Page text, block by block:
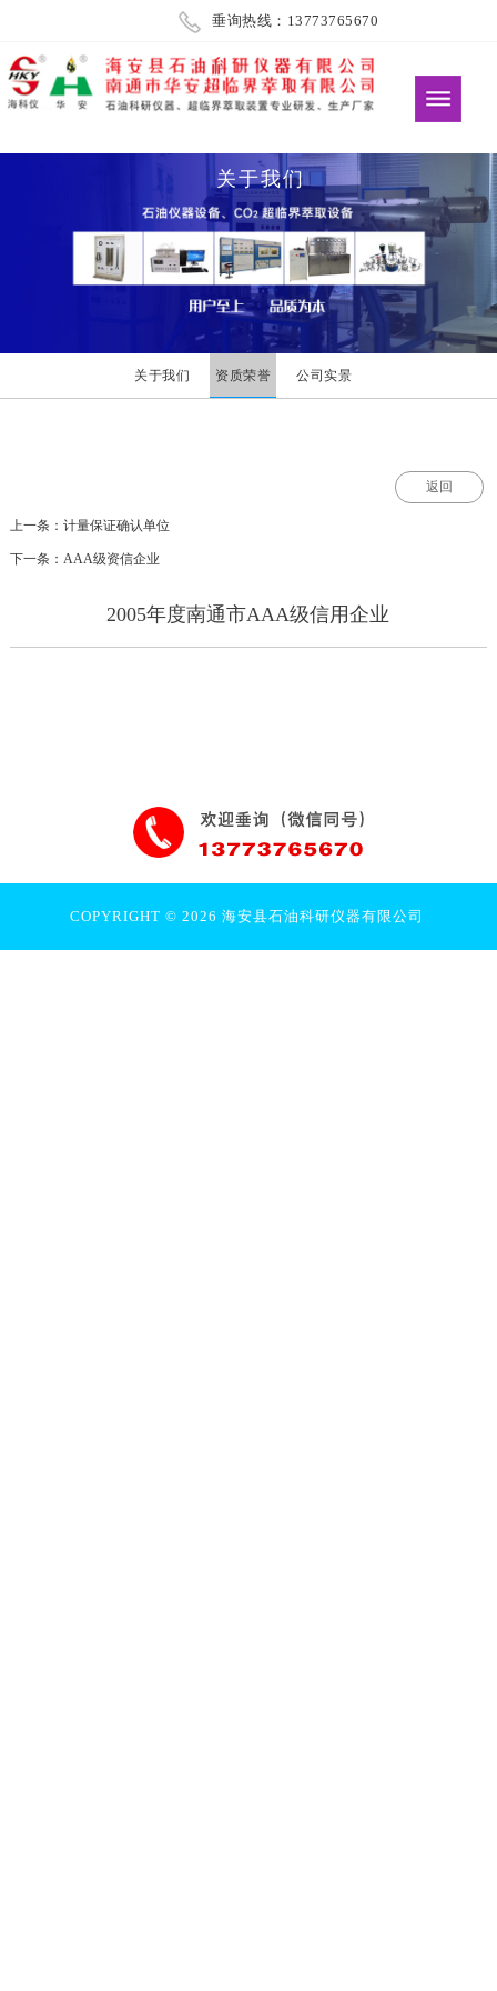
垂询热线：13773765670
关于我们
关于我们 资质荣誉 公司实景
返回
上一条：计量保证确认单位
下一条：AAA级资信企业
2005年度南通市AAA级信用企业
COPYRIGHT © 2026 海安县石油科研仪器有限公司